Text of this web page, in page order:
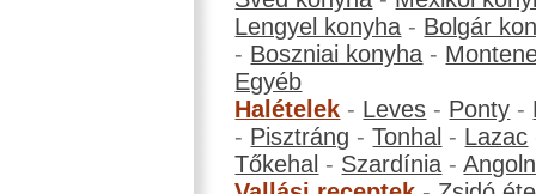
Lengyel konyha - Bolgár
- Boszniai konyha -
Egyéb
Halételek - Leves - Ponty -
- Pisztráng -Tonhal - Lazac
Tőkehal - Szardínia -